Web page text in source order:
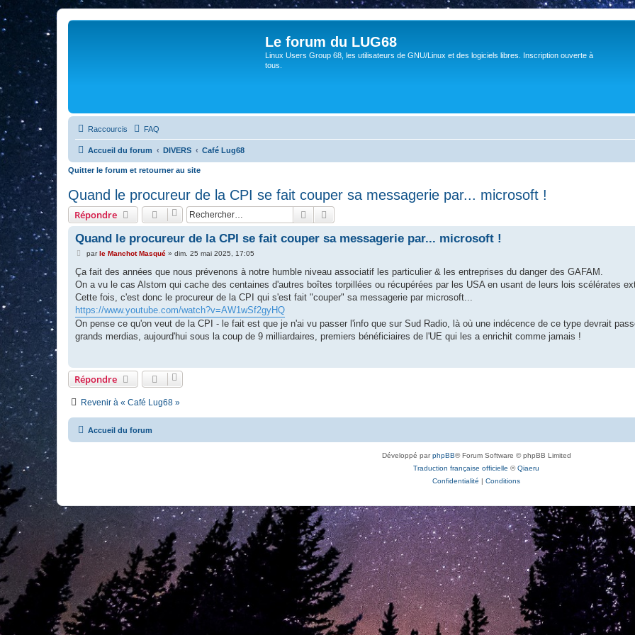
Le forum du LUG68
Linux Users Group 68, les utilisateurs de GNU/Linux et des logiciels libres. Inscription ouverte à
tous.
Raccourcis FAQ
Accueil du forum DIVERS Café Lug68
Quitter le forum et retourner au site
Quand le procureur de la CPI se fait couper sa messagerie par... microsoft !
Répondre Rechercher
Quand le procureur de la CPI se fait couper sa messagerie par... microsoft !
M
s
a
g
parle Manchot Masqué» dim. 25 mai 2025, 17:05
Ça fait des années que nous prévenons à notre humble niveau associatif les particulier & les entreprises du danger des GAFAM.
On a vu le cas Alstom qui cache des centaines d'autres boîtes torpillées ou récupérées par les USA en usant de leurs lois scélérates
Cette fois, c'est donc le procureur de la CPI qui s'est fait "couper" sa messagerie par microsoft...
https://www.youtube.com/watch?v=AW1wSf2gyHQ
On pense ce qu'on veut de la CPI - le fait est que je n'ai vu passer l'info que sur Sud Radio, là où une indécence de ce type devrait
grands merdias, aujourd'hui sous la coup de 9 milliardaires, premiers bénéficiaires de l'UE qui les a enrichit comme jamais !
Répondre
Revenir à « Café Lug68 »
Accueil du forum
Développé parphpBB® Forum Software © phpBB Limited
Traduction française officielle ©Qiaeru
Confidentialité | Conditions